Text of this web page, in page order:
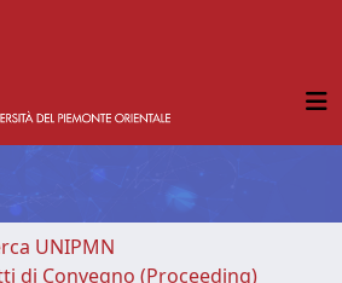
UNIPMN
di Convegno (Proceeding)